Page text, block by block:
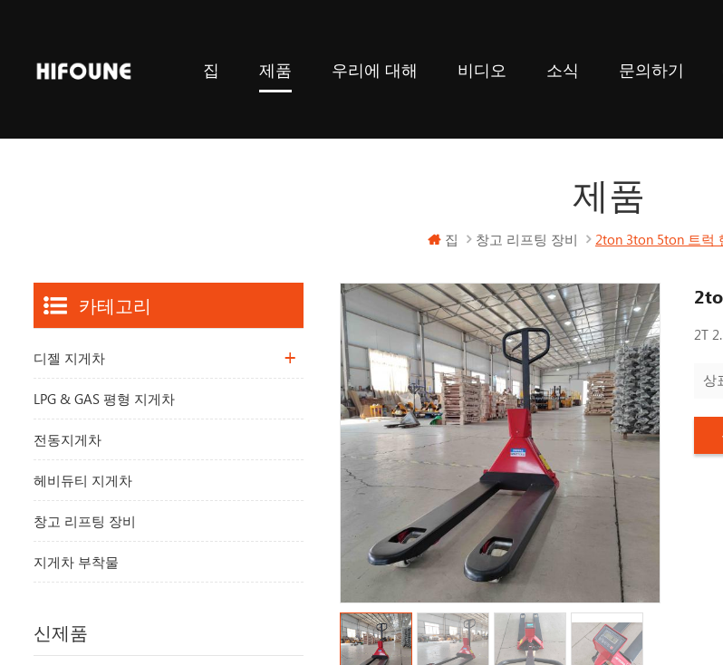
집 제품 우리에 대해 비디오 소식 문의하기
제품
집 창고 리프팅 장비 2ton 3ton 5ton 트럭
2T
상
카테고리
디젤 지게차
LPG & GAS 평형 지게차
전동지게차
헤비듀티 지게차
창고 리프팅 장비
지게차 부착물
신제품